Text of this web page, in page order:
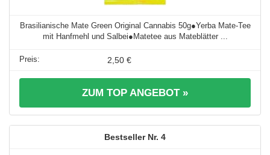
Brasilianische Mate Green Original Cannabis 50g●Yerba Mate-Tee
mit Hanfmehl und Salbei●Matetee aus Mateblätter ...
2,50 €
ZUM TOP ANGEBOT »
4